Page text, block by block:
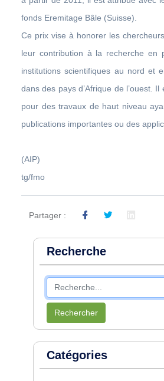
fonds Eremitage Bâle (Suisse).
Ce prix vise à honorer les
leur contribution à la recherche en
institutions scientifiques au nord et
dans des pays d’Afrique de l’ouest.
pour des travaux de haut niveau
publications importantes ou des
(AIP)
tg/fmo
Partager :
Recherche
Rechercher
Catégories